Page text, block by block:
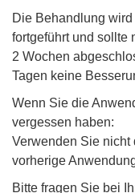
Die Behandlung
fortgeführt und sollte
2 Wochen
Tagen keine
Wenn Sie die
vergessen haben:
Verwenden Sie
vorherige
Bitte fragen Sie bei